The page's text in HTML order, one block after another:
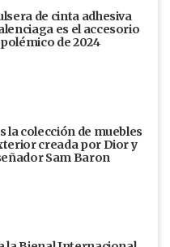
de cinta adhesiva
es el accesorio
de 2024
la colección de muebles
creada por Dior y
Sam Baron